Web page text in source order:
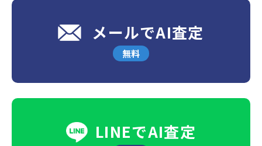
メールでAI査定
無料
LINEでAI査定